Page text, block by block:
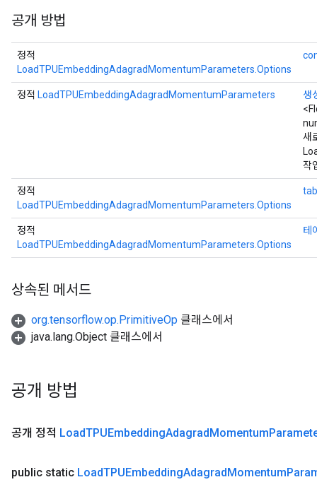
공개 방법
정적
LoadTPUEmbeddingAdagradMomentumParameters.Options
정적 LoadTPUEmbeddingAdagradMomentumParameters
생
새
작
정적
LoadTPUEmbeddingAdagradMomentumParameters.Options
정적
LoadTPUEmbeddingAdagradMomentumParameters.Options
테
상속된 메서드
org.tensorflow.op.PrimitiveOp 클래스에서
java.lang.Object 클래스에서
공개 방법
공개 정적 LoadTPUEmbeddingAdagradMomentum
public static LoadTPUEmbeddingAdagradMomentum